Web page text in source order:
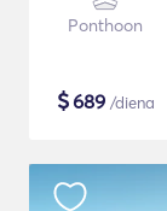
Ponthoon
$689 /diena